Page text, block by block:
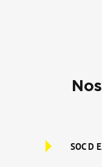
SOC D